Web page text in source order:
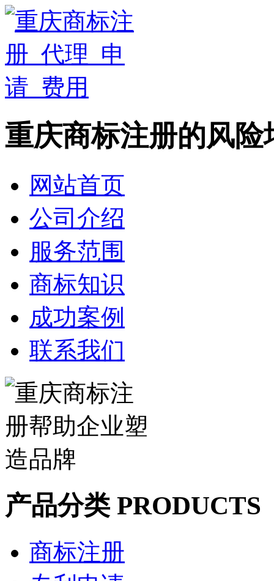
重庆商标注册的风险
网站首页
公司介绍
服务范围
商标知识
成功案例
联系我们
产品分类 PRODUCTS
商标注册